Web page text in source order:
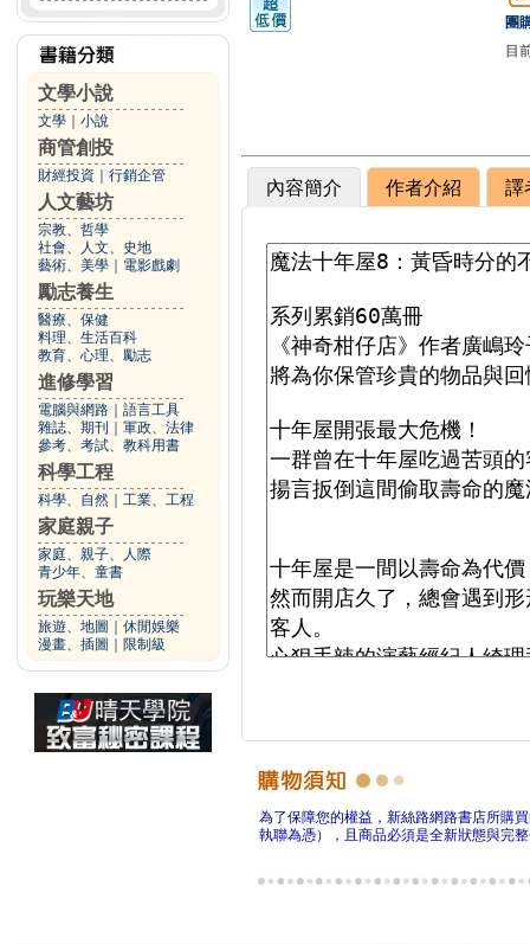
文學小說
文學 小說
商管創投
財經投資 行銷企管
人文藝坊
宗教、哲學
社會、人文、史地
藝術、美學
電影戲劇
勵志養生
醫療、保健
料理、生活百科
教育、心理、勵志
進修學習
電腦與網路
語言工具
雜誌、期刊
軍政、法律
參考、考試、教科用書
科學工程
科學、自然 工業、工程
家庭親子
家庭、親子、人際
青少年、童書
玩樂天地
旅遊、地圖
休閒娛樂
漫畫、插圖
限制級
團
目
內容簡介 作者介紹 譯
為了保障您的權益，新絲路網路書店所購
執聯為憑），且商品必須是全新狀態與完